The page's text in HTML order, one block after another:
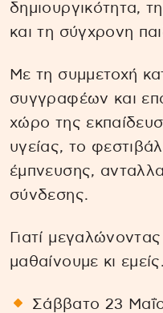
δημιουργικότητα,
και τη σύγχρονη
Με τη συμμετοχή
συγγραφέων και
χώρο της
υγείας, το
έμπνευσης,
σύνδεσης.
Γιατί
μαθαίνουμε κι
Σάββατο 23